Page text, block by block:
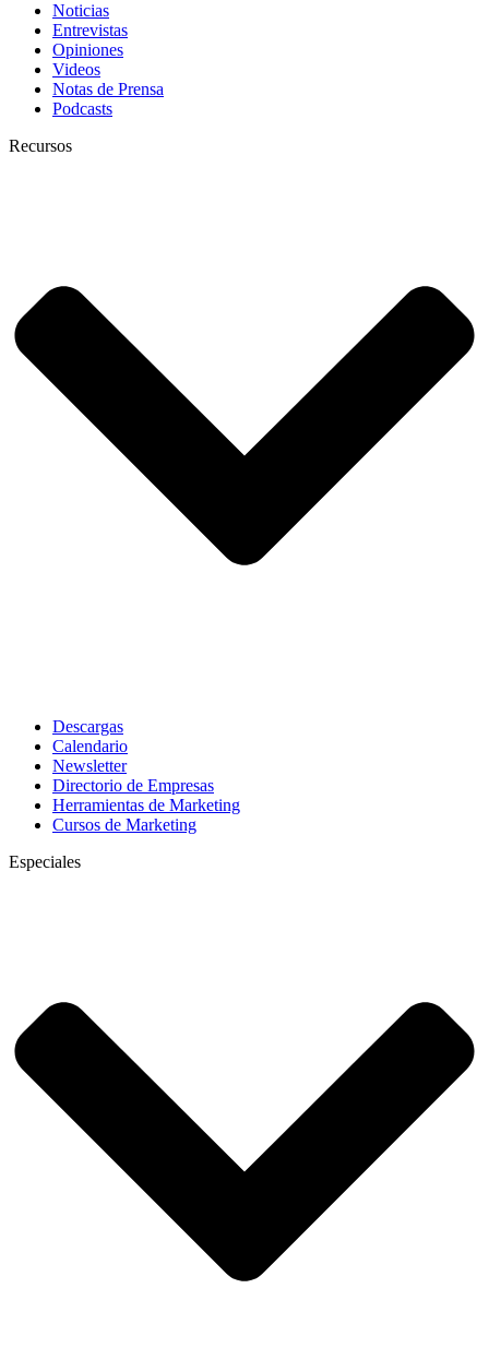
Noticias
Entrevistas
Opiniones
Videos
Notas de Prensa
Podcasts
Recursos
Descargas
Calendario
Newsletter
Directorio de Empresas
Herramientas de Marketing
Cursos de Marketing
Especiales